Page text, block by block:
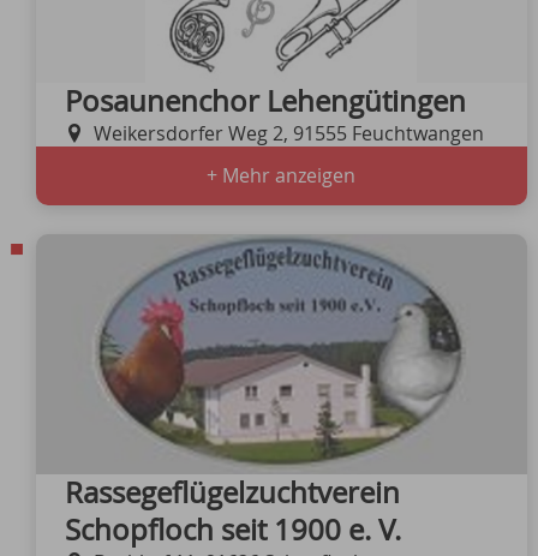
Posaunenchor Lehengütingen
Weikersdorfer Weg 2, 91555 Feuchtwangen
+ Mehr anzeigen
Rassegeflügelzuchtverein
Schopfloch seit 1900 e. V.